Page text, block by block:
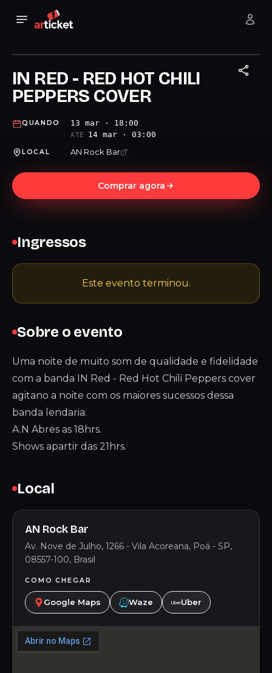
IN RED - RED HOT CHILI
PEPPERS COVER
QUANDO 13 mar · 18:00
ATÉ 14 mar · 03:00
LOCAL AN Rock Bar
Comprar agora
Sobre o evento
Uma noite de muito som de qualidade e fidelidade
com a banda IN Red - Red Hot Chili Peppers cover
agitano a noite com os maiores sucessos dessa
banda lendaria.
A.N Abres as 18hrs.
Shows apartir das 21hrs.
Local
AN Rock Bar
Av. Nove de Julho, 1266 - Vila Acoreana, Poá - SP,
08557-100, Brasil
COMO CHEGAR
Google Maps Waze Uber
Ingressos
Este evento terminou.